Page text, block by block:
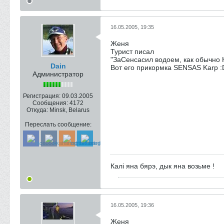
Dain
Администратор
Регистрация: 09.03.2005
Сообщения: 4172
Откуда: Minsk, Belarus
Переслать сообщение:
16.05.2005, 19:35
Женя
Турист писал
"ЗаСенсасил водоем, как обычно
Вот его прикормка SENSAS Karp
Калi яна бярэ, дык яна возьме !
16.05.2005, 19:36
Женя